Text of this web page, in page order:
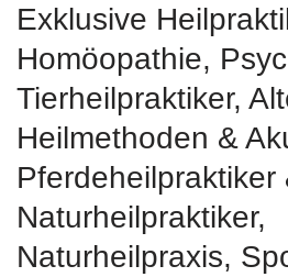
Exklusive
‎Homöopathie,
‎Tierheilpraktiker,
Heilmethoden &
Pferdeheilpraktiker
Naturheilpraktiker,
Naturheilpraxis,